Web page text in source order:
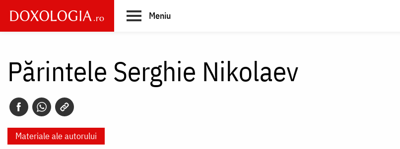
main
Meniu
Părintele Serghie Nikolaev
Materiale ale autorului